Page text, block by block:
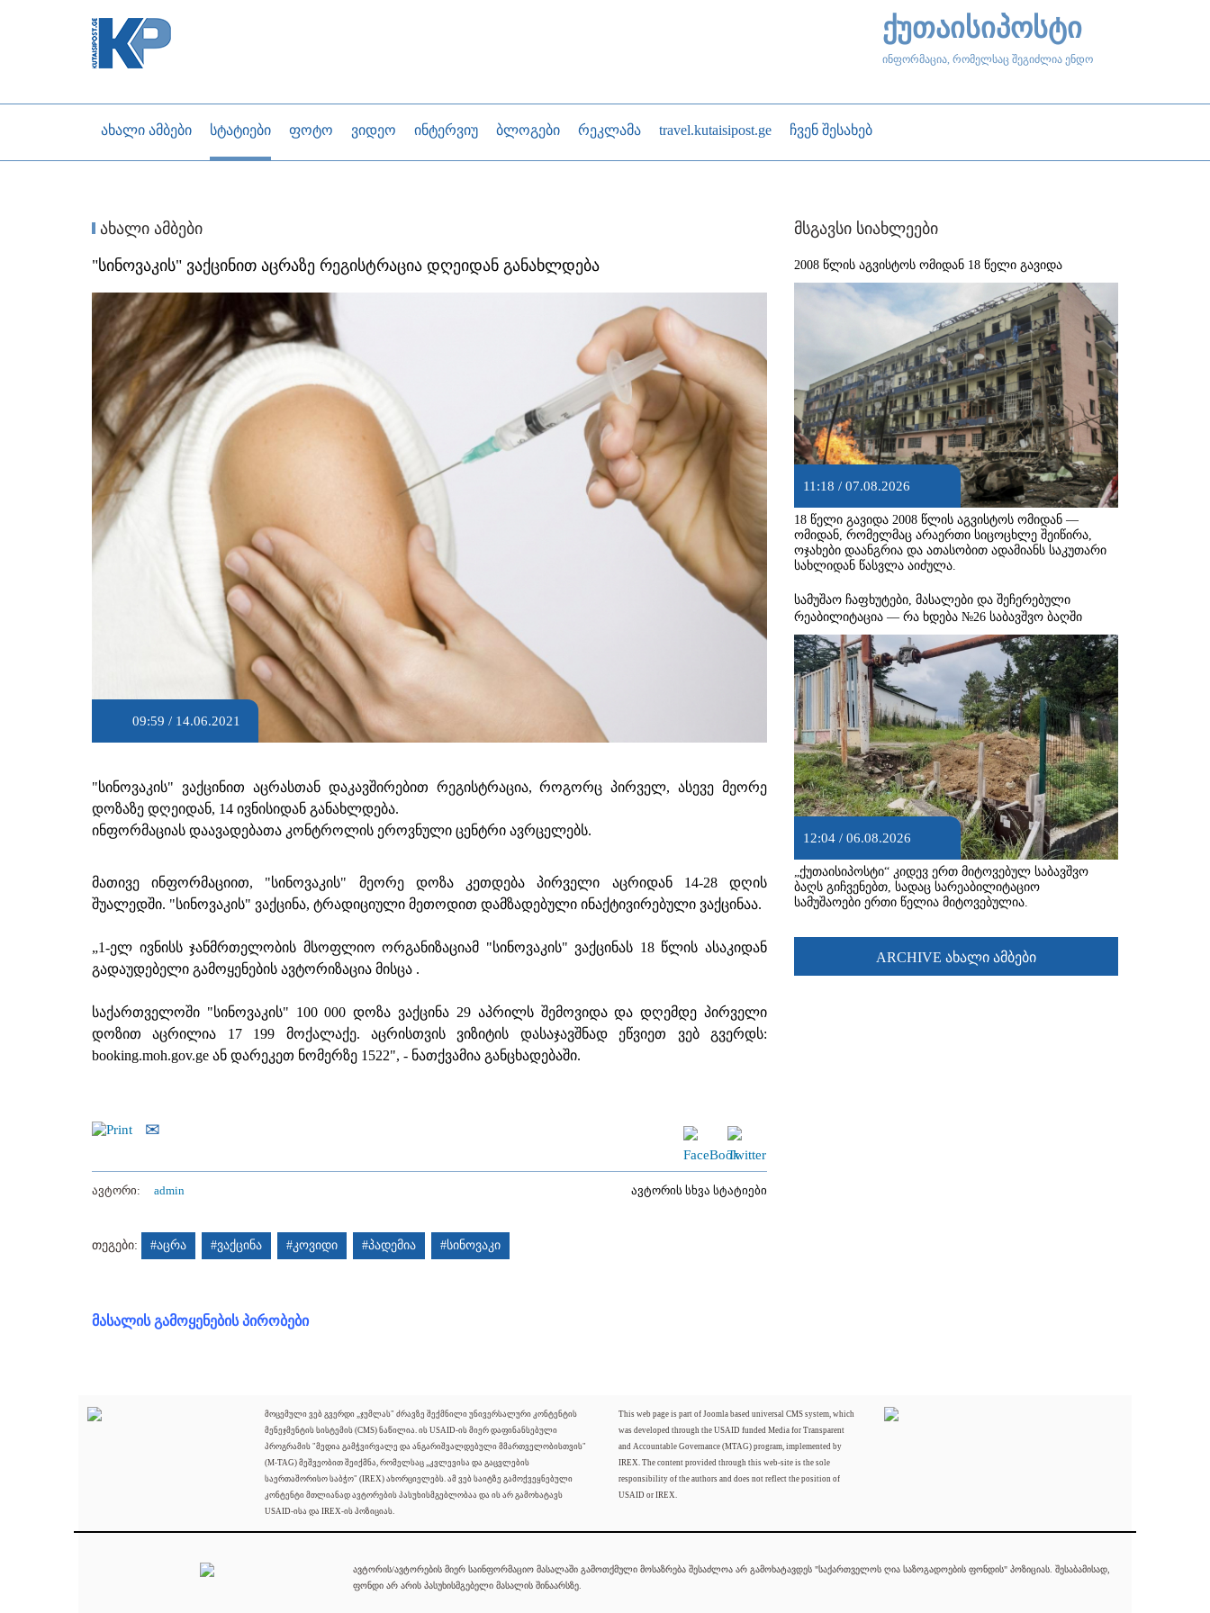
ქუთაისიპოსტი
ინფორმაცია, რომელსაც შეგიძლია ენდო
ახალი ამბები სტატიები ფოტო ვიდეო ინტერვიუ ბლოგები რეკლამა travel.kutaisipost.ge ჩვენ შესახებ
ახალი ამბები
"სინოვაკის" ვაქცინით აცრაზე რეგისტრაცია დღეიდან განახლდება
09:59 / 14.06.2021
"სინოვაკის" ვაქცინით აცრასთან დაკავშირებით რეგისტრაცია, როგორც პირველ, ასევე მეორე
დოზაზე დღეიდან, 14 ივნისიდან განახლდება.
ინფორმაციას დაავადებათა კონტროლის ეროვნული ცენტრი ავრცელებს.
მათივე ინფორმაციით, "სინოვაკის" მეორე დოზა კეთდება პირველი აცრიდან 14-28 დღის
შუალედში. "სინოვაკის" ვაქცინა, ტრადიციული მეთოდით დამზადებული ინაქტივირებული ვაქცინაა.
„1-ელ ივნისს ჯანმრთელობის მსოფლიო ორგანიზაციამ "სინოვაკის" ვაქცინას 18 წლის ასაკიდან
გადაუდებელი გამოყენების ავტორიზაცია მისცა .
საქართველოში "სინოვაკის" 100 000 დოზა ვაქცინა 29 აპრილს შემოვიდა და დღემდე პირველი
დოზით აცრილია 17 199 მოქალაქე. აცრისთვის ვიზიტის დასაჯავშნად ეწვიეთ ვებ გვერდს:
booking.moh.gov.ge ან დარეკეთ ნომერზე 1522", - ნათქვამია განცხადებაში.
ავტორი: admin ავტორის სხვა სტატიები
თეგები: #აცრა #ვაქცინა #კოვიდი #პადემია #სინოვაკი
მასალის გამოყენების პირობები
მსგავსი სიახლეები
2008 წლის აგვისტოს ომიდან 18 წელი გავიდა
11:18 / 07.08.2026
18 წელი გავიდა 2008 წლის აგვისტოს ომიდან —
ომიდან, რომელმაც არაერთი სიცოცხლე შეიწირა,
ოჯახები დაანგრია და ათასობით ადამიანს საკუთარი
სახლიდან წასვლა აიძულა.
სამუშაო ჩაფხუტები, მასალები და შეჩერებული
რეაბილიტაცია — რა ხდება №26 საბავშვო ბაღში
12:04 / 06.08.2026
„ქუთაისიპოსტი“ კიდევ ერთ მიტოვებულ საბავშვო
ბაღს გიჩვენებთ, სადაც სარეაბილიტაციო
სამუშაოები ერთი წელია მიტოვებულია.
ARCHIVE ახალი ამბები
მოცემული ვებ გვერდი „ჯუმლას" ძრავზე შექმნილი უნივერსალური კონტენტის
მენეჯმენტის სისტემის (CMS) ნაწილია. ის USAID-ის მიერ დაფინანსებული
პროგრამის "მედია გამჭვირვალე და ანგარიშვალდებული მმართველობისთვის"
(M-TAG) მეშვეობით შეიქმნა, რომელსაც „კვლევისა და გაცვლების
საერთაშორისო საბჭო" (IREX) ახორციელებს. ამ ვებ საიტზე გამოქვეყნებული
კონტენტი მთლიანად ავტორების პასუხისმგებლობაა და ის არ გამოხატავს
USAID-ისა და IREX-ის პოზიციას.
This web page is part of Joomla based universal CMS system, which
was developed through the USAID funded Media for Transparent
and Accountable Governance (MTAG) program, implemented by
IREX. The content provided through this web-site is the sole
responsibility of the authors and does not reflect the position of
USAID or IREX.
ავტორის/ავტორების მიერ საინფორმაციო მასალაში გამოთქმული მოსაზრება შესაძლოა არ გამოხატავდეს "საქართველოს ღია საზოგადოების ფონდის" პოზიციას. შესაბამისად,
ფონდი არ არის პასუხისმგებელი მასალის შინაარსზე.